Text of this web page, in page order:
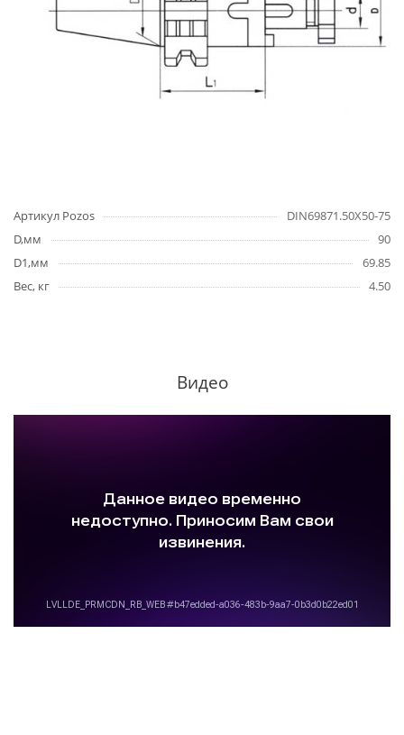
Артикул Pozos
DIN69871.50X50-75
D,мм
90
D1,мм
69.85
Вес, кг
4.50
Видео